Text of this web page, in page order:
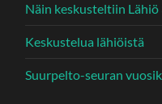
Näin keskusteltiin Lähiö
Keskustelua lähiöistä
Suurpelto-seuran